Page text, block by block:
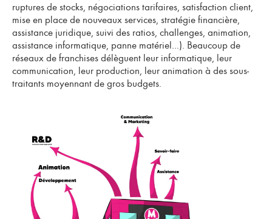
ruptures de stocks, négociations tarifaires, satisfaction client,
mise en place de nouveaux services, stratégie financière,
assistance juridique, suivi des ratios, challenges, animation,
assistance informatique, panne matériel...). Beaucoup de
réseaux de franchises délèguent leur informatique, leur
communication, leur production, leur animation à des sous-
traitants moyennant de gros budgets.